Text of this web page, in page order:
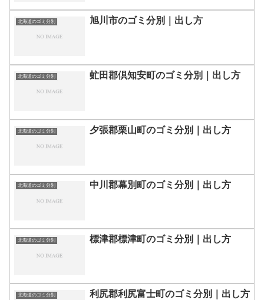
北海道のゴミ分別 旭川市のゴミ分別｜出し方
北海道のゴミ分別 虻田郡倶知安町のゴミ分別｜出し方
北海道のゴミ分別 夕張郡栗山町のゴミ分別｜出し方
北海道のゴミ分別 中川郡幕別町のゴミ分別｜出し方
北海道のゴミ分別 標津郡標津町のゴミ分別｜出し方
北海道のゴミ分別 利尻郡利尻富士町のゴミ分別｜出し方